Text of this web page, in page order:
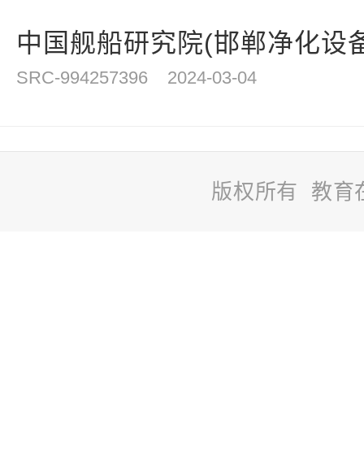
中国舰船研究院(邯郸净化设
SRC-994257396 2024-03-04
版权所有 教育